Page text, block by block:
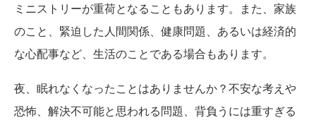
ミニストリーが重荷となることもあります。また、家族
のこと、緊迫した人間関係、健康問題、あるいは経済的
な心配事など、生活のことである場合もあります。
夜、眠れなくなったことはありませんか？不安な考えや
恐怖、解決不可能と思われる問題、背負うには重すぎる